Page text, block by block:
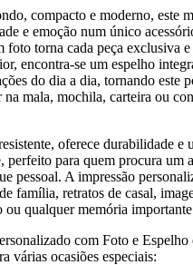
compacto e moderno, este
e emoção num único
foto torna cada peça exclusiva
encontra-se um espelho
do dia a dia, tornando este
na mala, mochila, carteira ou
oferece durabilidade e
perfeito para quem procura um
pessoal. A impressão
família, retratos de casal,
ou qualquer memória
com Foto e Espelho
várias ocasiões especiais: